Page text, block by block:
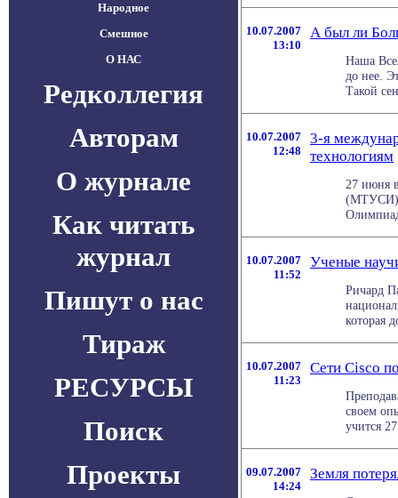
Народное
Смешное
О НАС
Редколлегия
Авторам
О журнале
Как читать
журнал
Пишут о нас
Тираж
РЕСУРСЫ
Поиск
Проекты
10.07.2007
13:10
А был ли
Наша
до нее.
Такой
10.07.2007
12:48
3-я
технологиям
27 июня
(МТУСИ)
10.07.2007
11:52
Ученые
Ричард
которая
10.07.2007
11:23
Сети Cisco
своем
учится
09.07.2007
14:24
Земля